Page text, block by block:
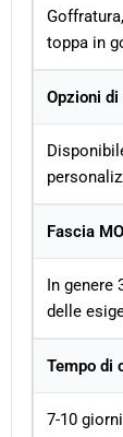
toppa in
Opzioni di
Fascia
In
delle
Tempo di
7-10